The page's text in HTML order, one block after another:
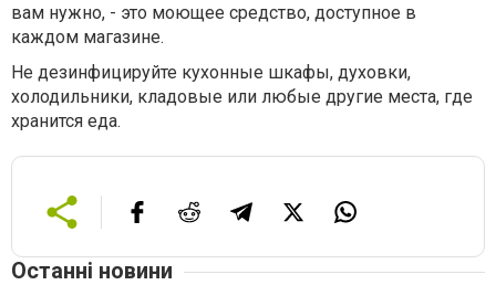
вам нужно, - это моющее средство, доступное в
каждом магазине.
Не дезинфицируйте кухонные шкафы, духовки,
холодильники, кладовые или любые другие места, где
хранится еда.
Останні новини